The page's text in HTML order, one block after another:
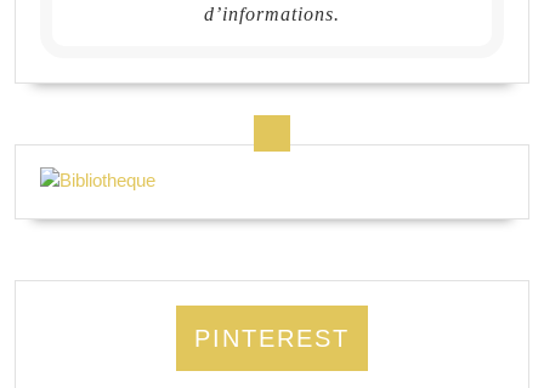
d’informations.
PINTEREST